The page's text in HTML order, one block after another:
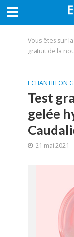
Vous êtes sur
gratuit de la
ECHANTILLON
Test
gelée
21 mai 2021